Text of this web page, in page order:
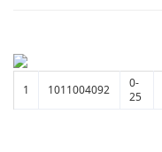
1 1011004092
0-
25